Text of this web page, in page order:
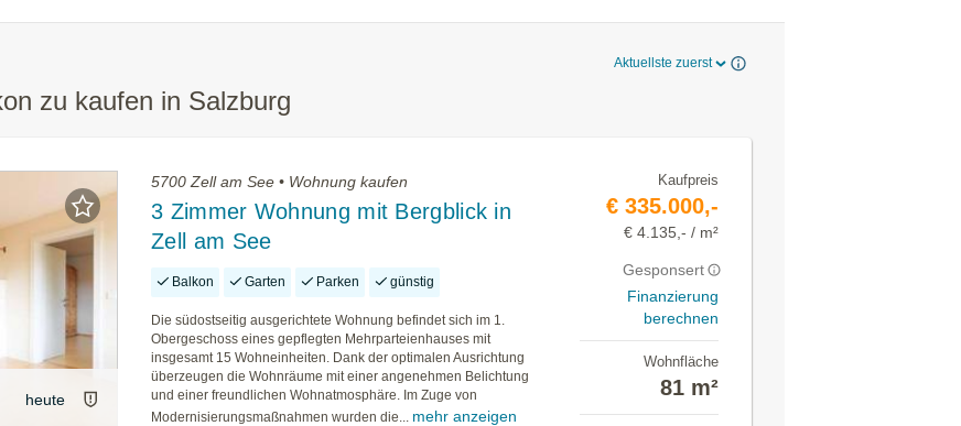
Aktuellste zuerst
zu kaufen in Salzburg
heute
5700 Zell am See • Wohnung kaufen
3 Zimmer Wohnung mit Bergblick in
Zell am See
Balkon Garten Parken günstig
Die südostseitig ausgerichtete Wohnung befindet sich im 1.
Obergeschoss eines gepflegten Mehrparteienhauses mit
insgesamt 15 Wohneinheiten. Dank der optimalen Ausrichtung
überzeugen die Wohnräume mit einer angenehmen Belichtung
und einer freundlichen Wohnatmosphäre. Im Zuge von
Modernisierungsmaßnahmen wurden die... mehr anzeigen
Kaufpreis
€ 335.000,-
€ 4.135,- / m²
Gesponsert
Finanzierung
berechnen
Wohnfläche
81 m²